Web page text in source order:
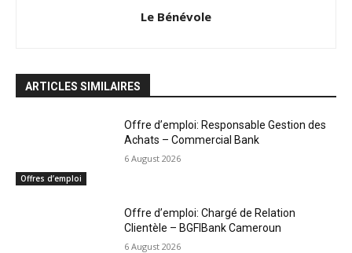
Le Bénévole
ARTICLES SIMILAIRES
Offres d’emploi
Offre d’emploi: Responsable Gestion des
Achats – Commercial Bank
6 August 2026
Offre d’emploi: Chargé de Relation
Clientèle – BGFIBank Cameroun
6 August 2026